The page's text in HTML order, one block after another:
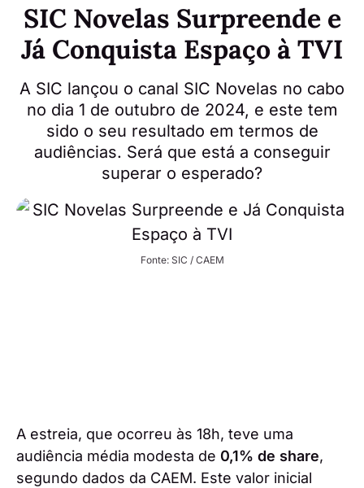
SIC Novelas Surpreende e
Já Conquista Espaço à TVI
A SIC lançou o canal SIC Novelas no cabo
no dia 1 de outubro de 2024, e este tem
sido o seu resultado em termos de
audiências. Será que está a conseguir
superar o esperado?
Fonte: SIC / CAEM
A estreia, que ocorreu às 18h, teve uma
audiência média modesta de 0,1% de share,
segundo dados da CAEM. Este valor inicial